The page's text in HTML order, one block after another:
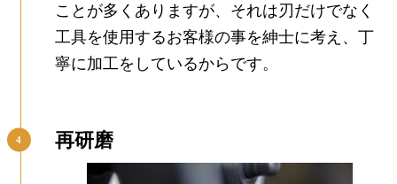
ことが多くありますが、それは刃だけでなく
工具を使用するお客様の事を紳士に考え、丁
寧に加工をしているからです。
再研磨